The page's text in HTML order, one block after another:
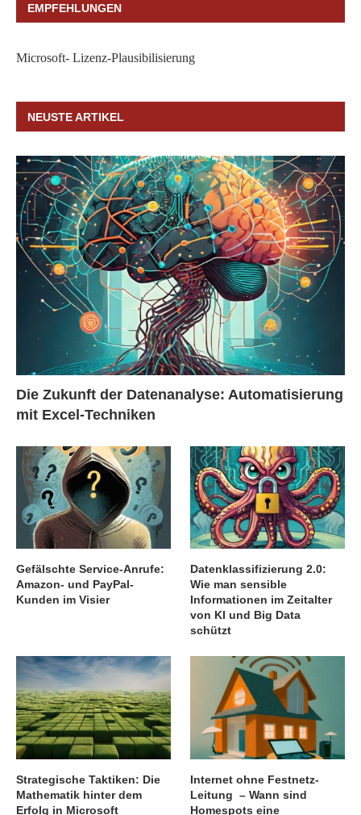
EMPFEHLUNGEN
Microsoft- Lizenz-Plausibilisierung
NEUSTE ARTIKEL
Die Zukunft der Datenanalyse: Automatisierung
mit Excel-Techniken
Gefälschte Service-Anrufe:
Amazon- und PayPal-
Kunden im Visier
Datenklassifizierung 2.0:
Wie man sensible
Informationen im Zeitalter
von KI und Big Data
schützt
Strategische Taktiken: Die
Mathematik hinter dem
Erfolg in Microsoft
Internet ohne Festnetz-
Leitung – Wann sind
Homespots eine